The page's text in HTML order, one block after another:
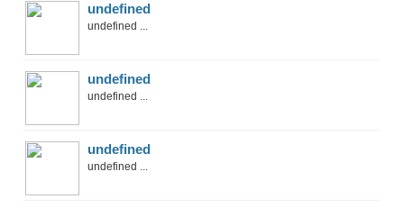
undefined
undefined ...
undefined
undefined ...
undefined
undefined ...